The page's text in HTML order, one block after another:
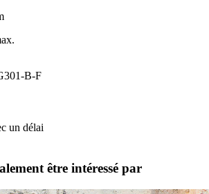
B-F
un délai
être intéressé par